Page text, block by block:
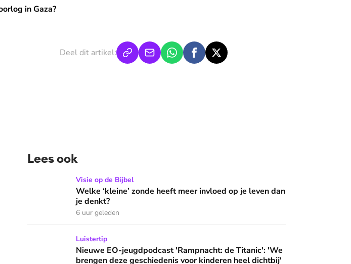
in Gaza?
Deel dit artikel:
je beter niet met het vingertje wijzen’
Lees ook
Welke ‘kleine’ zonde heeft meer invloed op je leven dan je denkt?
Visie op de Bijbel
Welke ‘kleine’ zonde heeft meer invloed op je leven dan
je denkt?
6 uur geleden
Nieuwe EO-jeugdpodcast 'Rampnacht: de Titanic': 'We brengen deze geschiedenis voor
Luistertip
Nieuwe EO-jeugdpodcast 'Rampnacht: de Titanic': 'We
brengen deze geschiedenis voor kinderen heel dichtbij'